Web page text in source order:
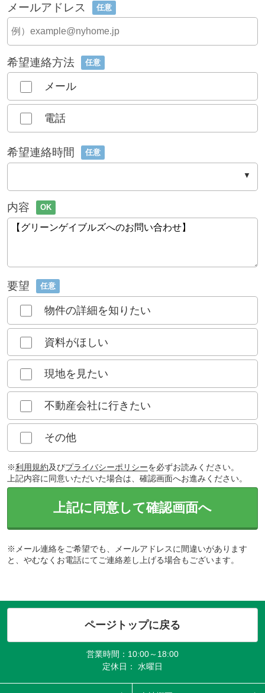
メールアドレス 任意
希望連絡方法 任意
メール
電話
希望連絡時間 任意
内容 OK
要望 任意
物件の詳細を知りたい
資料がほしい
現地を見たい
不動産会社に行きたい
その他
※利用規約及びプライバシーポリシーを必ずお読みください。
上記内容に同意いただいた場合は、確認画面へお進みください。
上記に同意して確認画面へ
※メール連絡をご希望でも、メールアドレスに間違いがあります
と、やむなくお電話にてご連絡差し上げる場合もございます。
ページトップに戻る
営業時間：10:00～18:00
定休日： 水曜日